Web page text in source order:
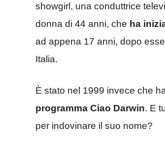
showgirl, una conduttrice
donna di 44 anni, che ha
ad appena 17 anni, dopo
Italia.
È stato nel 1999 invece che
programma Ciao Darwin. E
per indovinare il suo nome?